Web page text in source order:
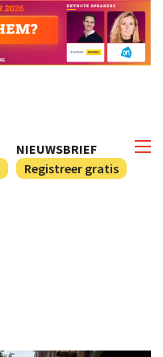
NIEUWSBRIEF
Registreer gratis